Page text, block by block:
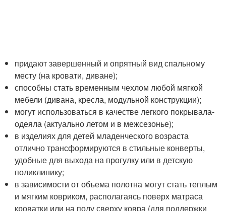
придают завершенный и опрятный вид спальному
месту (на кровати, диване);
способны стать временным чехлом любой мягкой
мебели (дивана, кресла, модульной конструкции);
могут использоваться в качестве легкого покрывала-
одеяла (актуально летом и в межсезонье);
в изделиях для детей младенческого возраста
отлично трансформируются в стильные конверты,
удобные для выхода на прогулку или в детскую
поликлинику;
в зависимости от объема полотна могут стать теплым
и мягким ковриком, располагаясь поверх матраса
кроватки или на полу сверху ковра (для поддержки